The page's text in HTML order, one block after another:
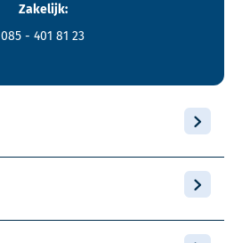
Zakelijk:
085 - 401 81 23